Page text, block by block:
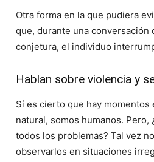
Otra forma en la que pudiera
que, durante una
conjetura, el individuo
Hablan sobre violencia y
Sí es cierto que hay
natural, somos humanos.
todos los problemas? Tal vez
observarlos en situaciones